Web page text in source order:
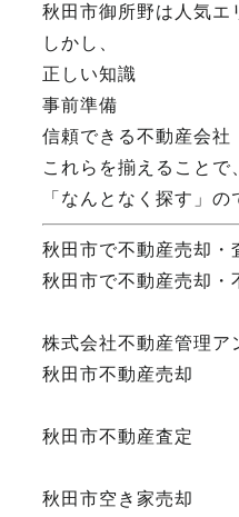
秋田市御所野は人気エ
しかし、
正しい知識
事前準備
信頼できる不動産会社
これらを揃えること
「なんとなく探す」
秋田市で不動産売却・
秋田市で不動産売却・
株式会社不動産管理ア
秋田市不動産売却
秋田市不動産査定
秋田市空き家売却